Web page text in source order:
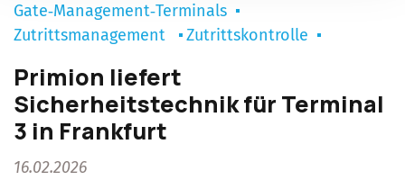
Gate‑Management‑Terminals
Zutrittsmanagement
Zutrittskontrolle
Primion liefert
Sicherheitstechnik für Terminal
3 in Frankfurt
16.02.2026